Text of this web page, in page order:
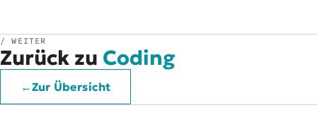
/ WEITER
Zurück zu Coding
←Zur Übersicht